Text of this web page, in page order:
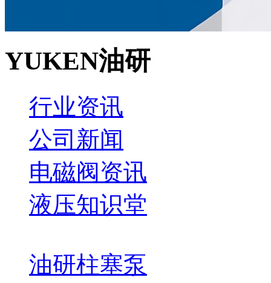
YUKEN油研
行业资讯
公司新闻
电磁阀资讯
液压知识堂
油研柱塞泵